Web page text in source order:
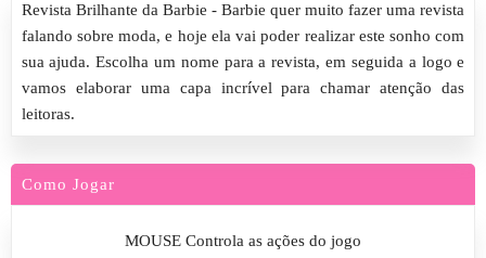
Revista Brilhante da Barbie - Barbie quer muito fazer uma revista
falando sobre moda, e hoje ela vai poder realizar este sonho com
sua ajuda. Escolha um nome para a revista, em seguida a logo e
vamos elaborar uma capa incrível para chamar atenção das
leitoras.
Como Jogar
MOUSE Controla as ações do jogo